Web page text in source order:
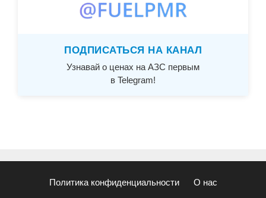
ПОДПИСАТЬСЯ НА КАНАЛ
Узнавай о ценах на АЗС первым
в Telegram!
Политика конфиденциальности О нас